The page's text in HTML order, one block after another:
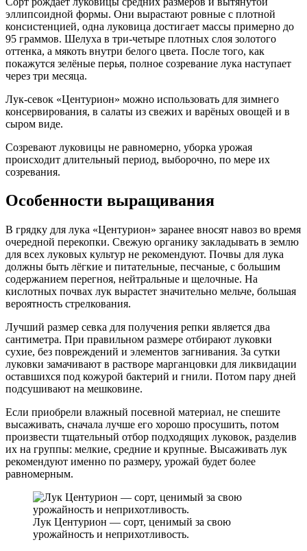
эллипсоидной формы. Они вырастают ровные с плотной
консистенцией, одна луковица достигает массы примерно до
95 граммов. Шелуха в три-четыре плотных слоя золотого
оттенка, а мякоть внутри белого цвета. После того, как
покажутся зелёные перья, полное созревание лука наступает
через три месяца.
Лук-севок «Центурион» можно использовать для зимнего
консервирования, в салаты из свежих и варёных овощей и в
сыром виде.
Созревают луковицы не равномерно, уборка урожая
происходит длительный период, выборочно, по мере их
созревания.
Особенности выращивания
В грядку для лука «Центурион» заранее вносят навоз во время
очередной перекопки. Свежую органику закладывать в землю
для всех луковых культур не рекомендуют. Почвы для лука
должны быть лёгкие и питательные, песчаные, с большим
содержанием перегноя, нейтральные и щелочные. На
кислотных почвах лук вырастет значительно мельче, большая
вероятность стрелкования.
Лучший размер севка для получения репки является два
сантиметра. При правильном размере отбирают луковки
сухие, без повреждений и элементов загнивания. За сутки
луковки замачивают в растворе марганцовки для ликвидации
оставшихся под кожурой бактерий и гнили. Потом пару дней
подсушивают на мешковине.
Если приобрели влажный посевной материал, не спешите
высаживать, сначала лучше его хорошо просушить, потом
произвести тщательный отбор подходящих луковок, разделив
их на группы: мелкие, средние и крупные. Высаживать лук
рекомендуют именно по размеру, урожай будет более
равномерным.
Лук Центурион — сорт, ценимый за свою
урожайность и неприхотливость.